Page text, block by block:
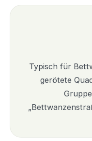
Typisch für
gerötete